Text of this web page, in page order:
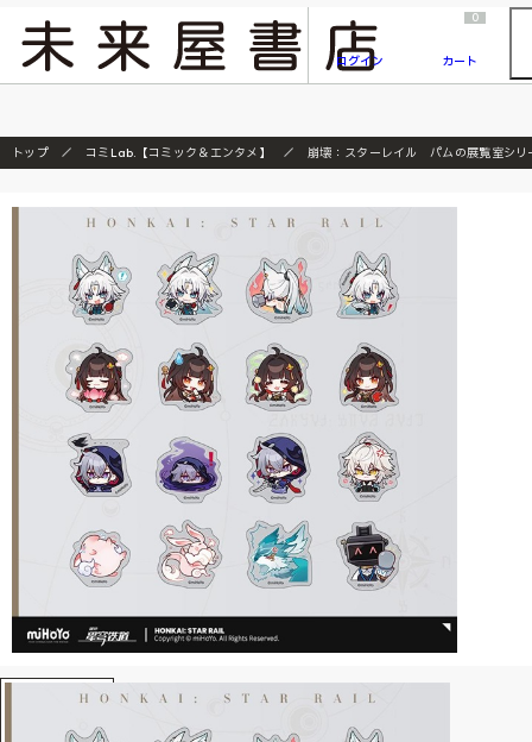
『ONE PIECE magazine 021 ONE PIECEカード付き同梱版』発売延期のご案内
ログイン
0
カート
トップ コミLab.【コミック＆エンタメ】 崩壊：スターレイル パムの展覧室シ